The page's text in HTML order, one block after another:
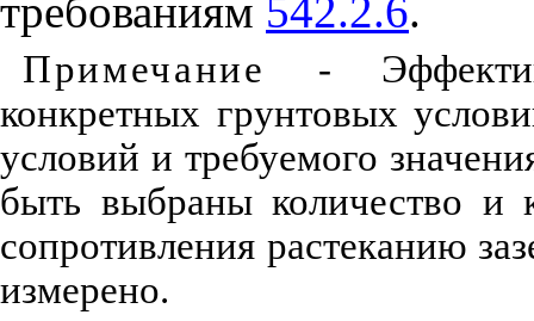
требованиям 542.2.6.
Примечание -
конкретных грунтовых
условий и требуемого значе
быть выбраны количество и
сопротивления растеканию
измерено.